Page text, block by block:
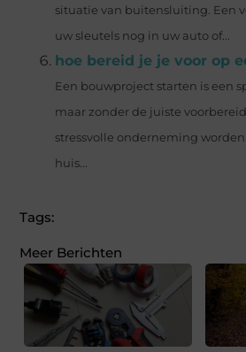
situatie van buitensluiting. Een
uw sleutels nog in uw auto of...
hoe bereid je je voor op
Een bouwproject starten is een
maar zonder de juiste
stressvolle onderneming
huis...
Tags:
Meer Berichten